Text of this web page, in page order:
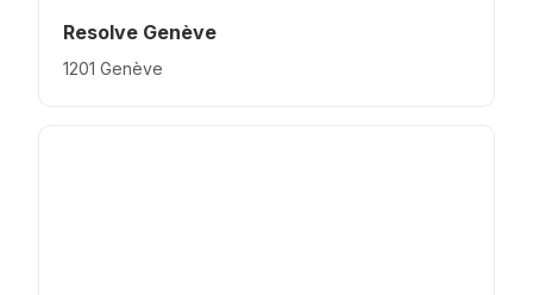
Resolve Genève
1201 Genève